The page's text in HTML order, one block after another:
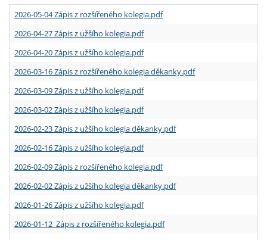
2026-05-04 Zápis z rozšířeného kolegia.pdf
2026-04-27 Zápis z užšího kolegia.pdf
2026-04-20 Zápis z užšího kolegia.pdf
2026-03-16 Zápis z rozšířeného kolegia děkanky.pdf
2026-03-09 Zápis z užšího kolegia.pdf
2026-03-02 Zápis z užšího kolegia.pdf
2026-02-23 Zápis z užšího kolegia děkanky.pdf
2026-02-16 Zápis z užšího kolegia.pdf
2026-02-09 Zápis z rozšířeného kolegia.pdf
2026-02-02 Zápis z užšího kolegia děkanky.pdf
2026-01-26 Zápis z užšího kolegia.pdf
2026-01-12 Zápis z rozšířeného kolegia.pdf